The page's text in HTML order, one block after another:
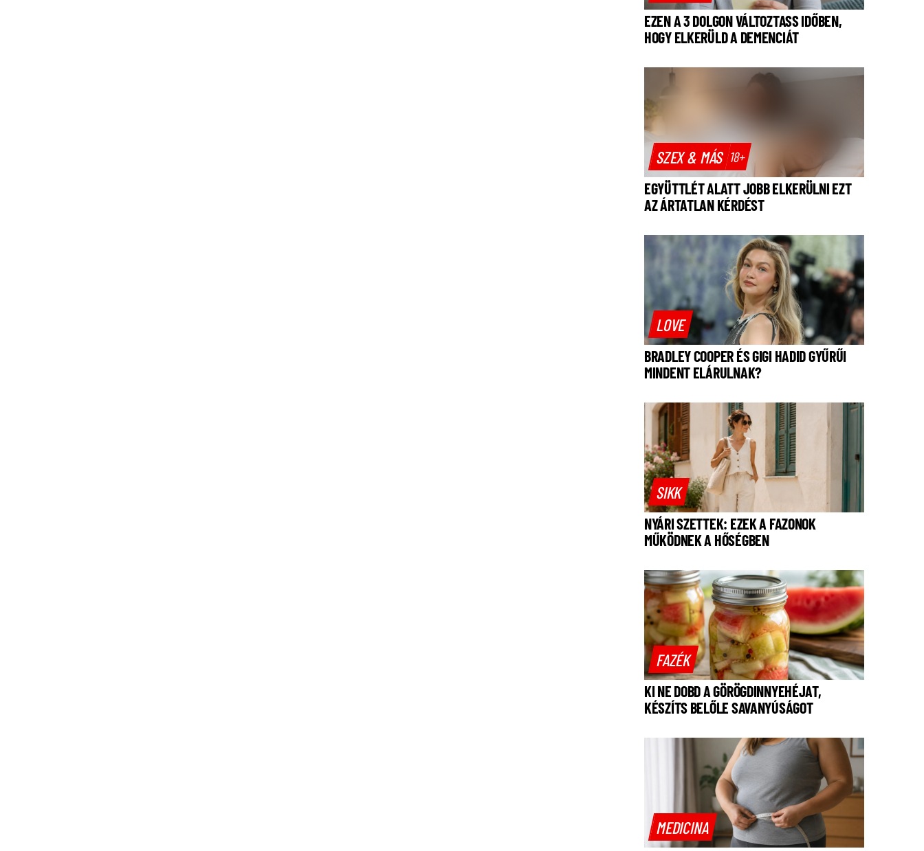
EZEN A 3 DOLGON VÁLTOZTASS IDŐBEN,
HOGY ELKERÜLD A DEMENCIÁT
SZEX & MÁS 18+
EGYÜTTLÉT ALATT JOBB ELKERÜLNI EZT
AZ ÁRTATLAN KÉRDÉST
LOVE
BRADLEY COOPER ÉS GIGI HADID GYŰRŰI
MINDENT ELÁRULNAK?
SIKK
NYÁRI SZETTEK: EZEK A FAZONOK
MŰKÖDNEK A HŐSÉGBEN
FAZÉK
KI NE DOBD A GÖRÖGDINNYEHÉJAT,
KÉSZÍTS BELŐLE SAVANYÚSÁGOT
MEDICINA